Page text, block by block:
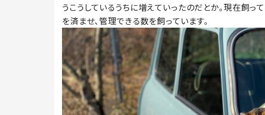
うこうしているうちに増えていったのだとか。現在飼
を済ませ、管理できる数を飼っています。